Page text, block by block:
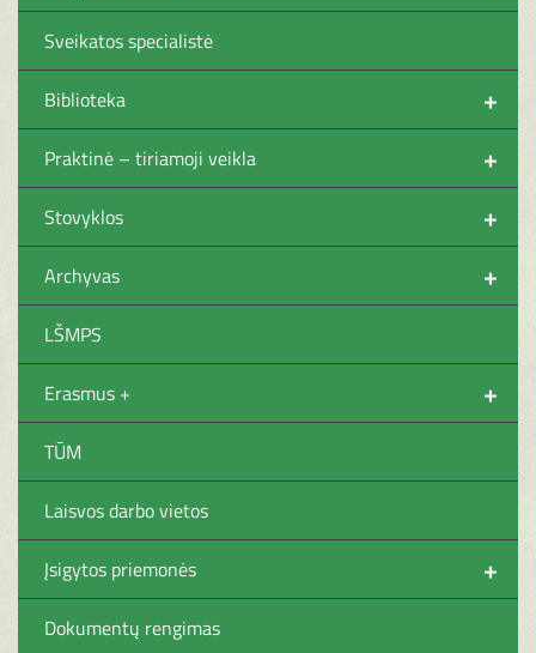
Sveikatos specialistė
+
Biblioteka
+
Praktinė – tiriamoji veikla
+
Stovyklos
+
Archyvas
LŠMPS
+
Erasmus +
TŪM
Laisvos darbo vietos
+
Įsigytos priemonės
Dokumentų rengimas